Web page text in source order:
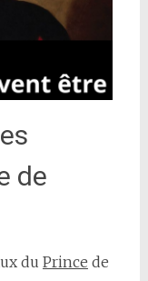
de
du Prince de